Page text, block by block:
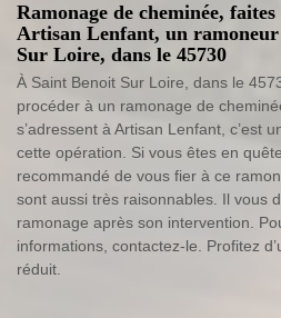
Ramonage de cheminée,
Artisan Lenfant, un ramoneur
Sur Loire, dans le 45730
À Saint Benoit Sur Loire, dans le
procéder à un ramonage de
s’adressent à Artisan Lenfant, c’est
cette opération. Si vous êtes en
recommandé de vous fier à ce
sont aussi très raisonnables. Il vous
ramonage après son intervention.
informations, contactez-le. Profitez
réduit.